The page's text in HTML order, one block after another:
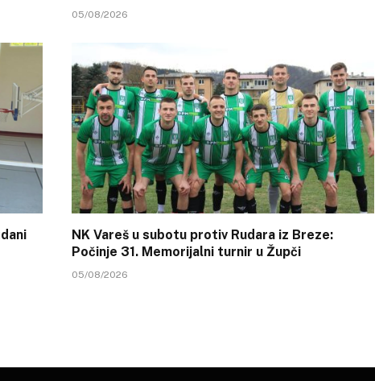
05/08/2026
NK Vareš u subotu protiv Rudara iz Breze:
Počinje 31. Memorijalni turnir u Župči
05/08/2026